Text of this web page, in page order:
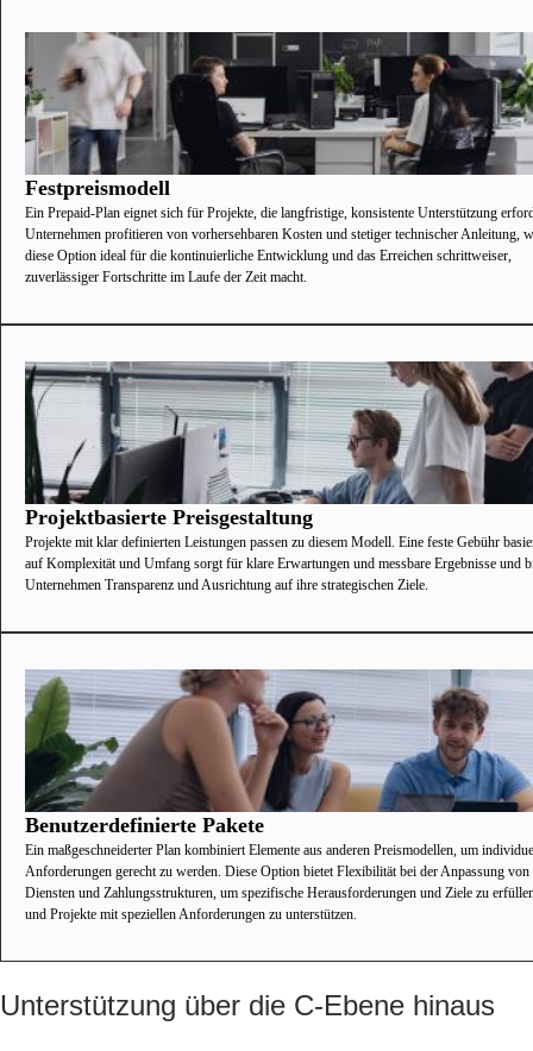
Festpreismodell
Ein Prepaid-Plan eignet sich für Projekte, die langfristige, konsistente Unterstützung
Unternehmen profitieren von vorhersehbaren Kosten und stetiger technischer Anleitung,
diese Option ideal für die kontinuierliche Entwicklung und das Erreichen schrittweiser,
zuverlässiger Fortschritte im Laufe der Zeit macht.
Projektbasierte Preisgestaltung
Projekte mit klar definierten Leistungen passen zu diesem Modell. Eine feste Gebühr
auf Komplexität und Umfang sorgt für klare Erwartungen und messbare Ergebnisse und
Unternehmen Transparenz und Ausrichtung auf ihre strategischen Ziele.
Benutzerdefinierte Pakete
Ein maßgeschneiderter Plan kombiniert Elemente aus anderen Preismodellen, um
Anforderungen gerecht zu werden. Diese Option bietet Flexibilität bei der Anpassung von
Diensten und Zahlungsstrukturen, um spezifische Herausforderungen und Ziele zu
und Projekte mit speziellen Anforderungen zu unterstützen.
Unterstützung über die C-Ebene hinaus